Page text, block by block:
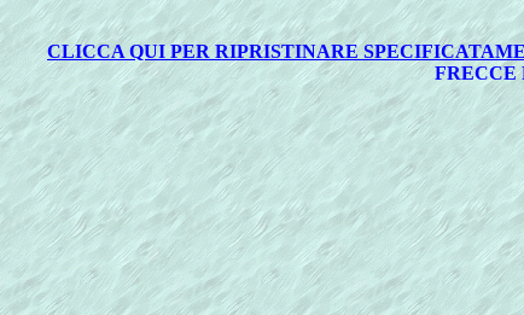
CLICCA QUI PER RIPRISTINARE
FRECCE